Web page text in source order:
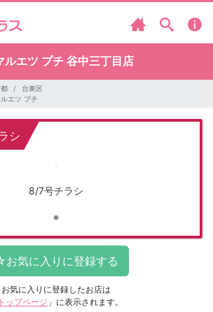
ルエツ プチ 谷中三丁目店
台東区
エツ プチ
シ
8/7号チラシ
お気に入りに登録したお店は
トップページ 」に表示されます。